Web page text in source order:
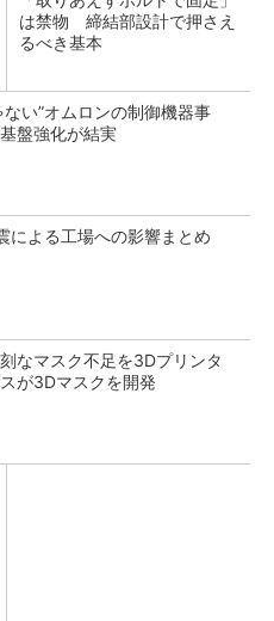
は禁物 締結部設計で押さえ
るべき基本
ない”オムロンの制御機器事
盤強化が結実
による工場への影響まとめ
なマスク不足を3Dプリンタ
が3Dマスクを開発